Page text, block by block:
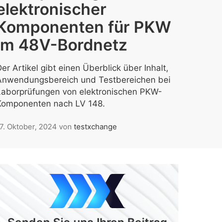
für PKW
48V-Bordnetz
Artikel gibt einen Überblick über Inhalt,
und Testbereichen bei
von elektronischen PKW-
nach LV 148.
Oktober, 2024 von testxchange